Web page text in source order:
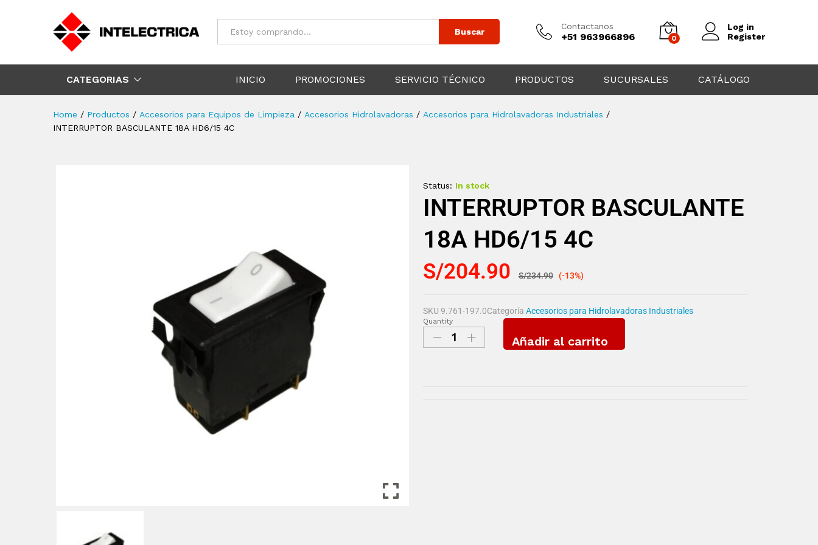
Todos Buscar
Contactanos
+51 963966896 0
Log in
Register
CATEGORIAS INICIO PROMOCIONES SERVICIO TÉCNICO PRODUCTOS SUCURSALES CATÁLOGO
Home / Productos / Accesorios para Equipos de Limpieza / Accesorios Hidrolavadoras / Accesorios para Hidrolavadoras Industriales /
INTERRUPTOR BASCULANTE 18A HD6/15 4C
Status: In stock
INTERRUPTOR BASCULANTE
18A HD6/15 4C
S/204.90 S/234.90 (-13%)
SKU 9.761-197.0Categoría Accesorios para Hidrolavadoras Industriales
Quantity
Añadir al carrito